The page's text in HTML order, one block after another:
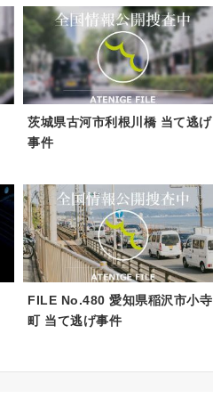
茨城県古河市利根川橋 当て逃げ
事件
FILE No.480 愛知県稲沢市小寺
町 当て逃げ事件